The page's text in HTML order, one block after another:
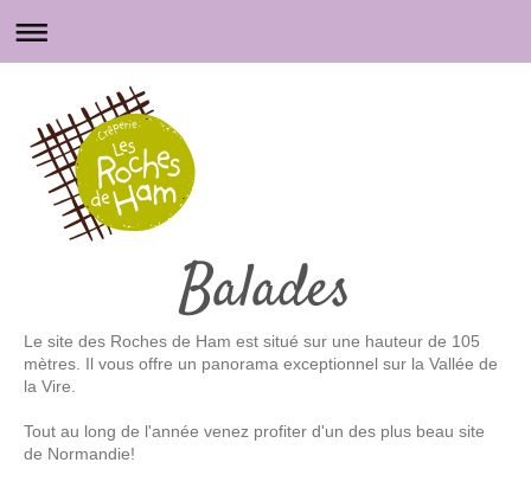
Balades
Le site des Roches de Ham est situé sur une hauteur de 105
mètres. Il vous offre un panorama exceptionnel sur la Vallée de
la Vire.
Tout au long de l'année venez profiter d'un des plus beau site
de Normandie!